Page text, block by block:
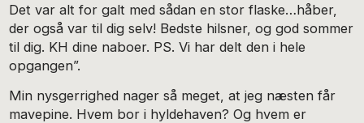
Det var alt for galt med sådan en stor flaske…håber,
der også var til dig selv! Bedste hilsner, og god sommer
til dig. KH dine naboer. PS. Vi har delt den i hele
opgangen”.
Min nysgerrighed nager så meget, at jeg næsten får
mavepine. Hvem bor i hyldehaven? Og hvem er